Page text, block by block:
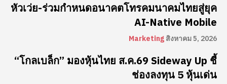
หัวเว่ย-ร่วมกำหนดอนาคตโทรคมนาคมไทยสู่ยุค
AI-Native Mobile
Marketingสิงหาคม 5, 2026
“โกลเบล็ก” มองหุ้นไทย ส.ค.69 Sideway Up ชี้
ช่องลงทุน 5 หุ้นเด่น